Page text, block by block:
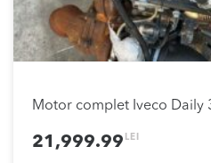
Motor complet Iveco Daily
21,999.99 LEI